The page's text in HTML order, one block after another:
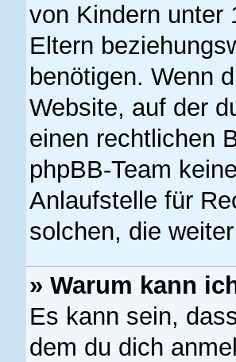
von Kindern unter
Eltern
benötigen. Wenn
Website, auf der
einen rechtlichen
phpBB-Team
Anlaufstelle für
solchen, die
» Warum kann
Es kann sein,
dem du dich